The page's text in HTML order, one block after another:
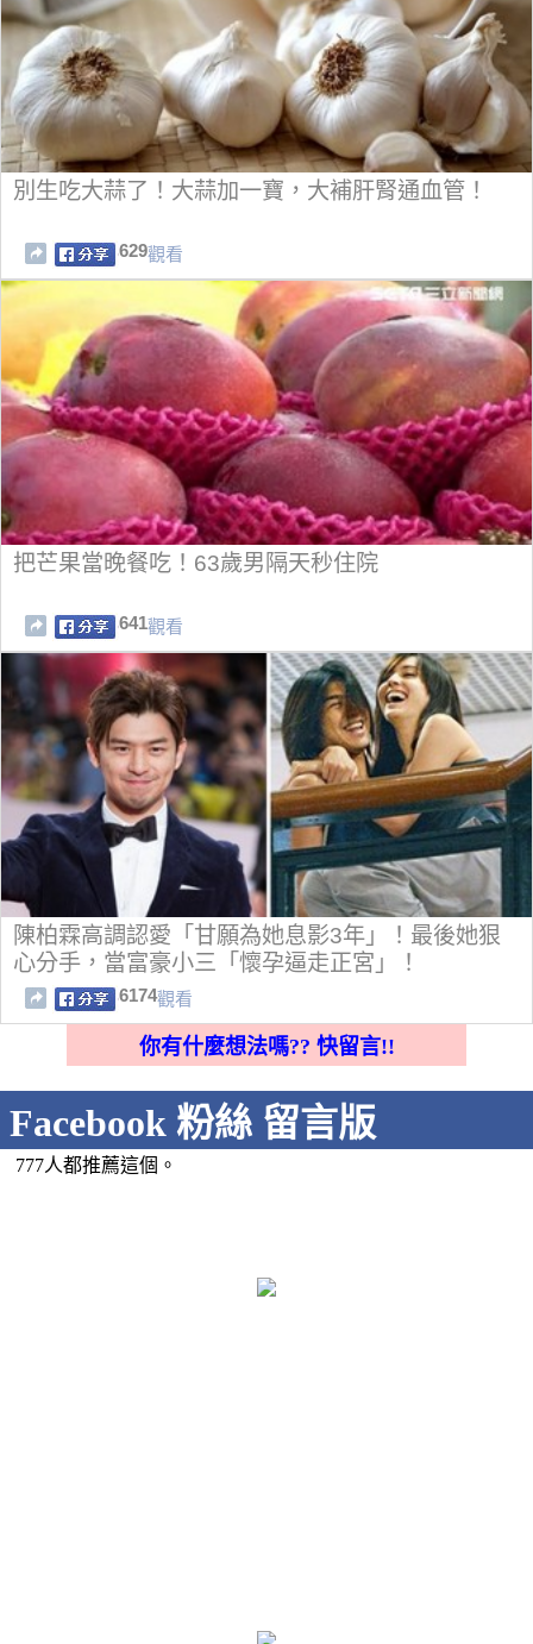
別生吃大蒜了！大蒜加一寶，大補肝腎通血管！
629觀看
把芒果當晚餐吃！63歲男隔天秒住院
641觀看
陳柏霖高調認愛「甘願為她息影3年」！最後她狠
心分手，當富豪小三「懷孕逼走正宮」！
6174觀看
你有什麼想法嗎?? 快留言!!
Facebook 粉絲 留言版
777人都推薦這個。